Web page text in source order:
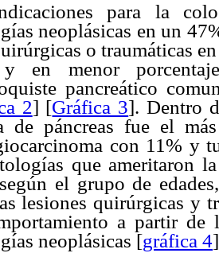
para la
neoplásicas en un
o traumáticas
en menor
pancreático
2] [Gráfica 3]. Dentro
de páncreas fue el
con 11% y
que ameritaron
el grupo de
lesiones quirúrgicas y
a partir de
neoplásicas [gráfica 4